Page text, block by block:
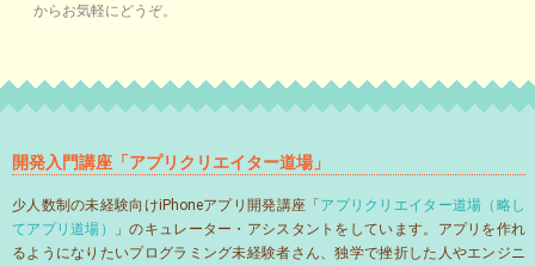
からお気軽にどうぞ。
開発入門講座「アプリクリエイター道場」
少人数制の未経験向けiPhoneアプリ開発講座「アプリクリエイター道場（略し
てアプリ道場）
」のキュレーター・アシスタントをしています。アプリを作れ
るようになりたいプログラミング未経験者さん、独学で挫折した人やエンジニ